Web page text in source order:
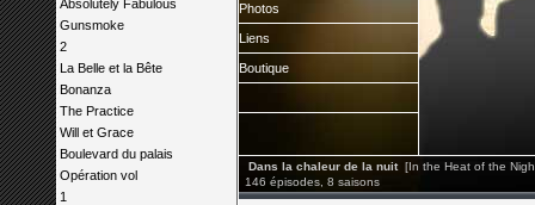
Absolutely Fabulous
Gunsmoke
2
La Belle et la Bête
Bonanza
The Practice
Will et Grace
Boulevard du palais
Opération vol
1
Photos
Liens
Boutique
Dans la chaleur de la nuit [In the Heat of the
146 épisodes, 8 saisons